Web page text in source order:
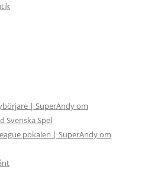
| SuperAndy om
Svenska Spel
pokalen | SuperAndy om